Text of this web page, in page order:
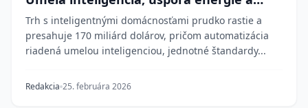
jednota
Trh s inteligentnými domácnosťami prudko rastie a
presahuje 170 miliárd dolárov, pričom automatizácia
riadená umelou inteligenciou, jednotné štandardy...
Redakcia 25. februára 2026